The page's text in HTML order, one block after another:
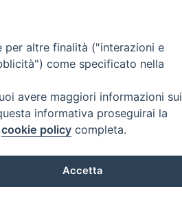
PERSONE VITA CONSACRATA
[PG]
per altre finalità ("interazioni e
come specificato nella
avere maggiori informazioni sui
informativa proseguirai la
cookie policy completa.
Accetta